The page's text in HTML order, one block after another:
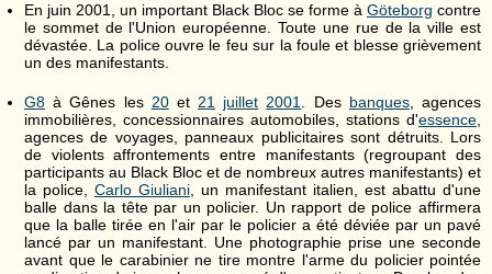
En juin 2001, un important Black Bloc se forme à Göteborg contre
le sommet de l'Union européenne. Toute une rue de la ville est
dévastée. La police ouvre le feu sur la foule et blesse grièvement
un des manifestants.
G8 à Gênes les 20et 21 juillet 2001 . Des banques, agences
immobilières, concessionnaires automobiles, stations d'essence
agences de voyages, panneaux publicitaires sont détruits. Lors
de violents affrontements entre manifestants (regroupant des
participants au Black Bloc et de nombreux autres manifestants) et
la police, Carlo Giuliani , un manifestant italien, est abattu d'une
balle dans la tête par un policier. Un rapport de police affirmera
que la balle tirée en l'air par le policier a été déviée par un pavé
lancé par un manifestant. Une photographie prise une seconde
avant que le carabinier ne tire montre l'arme du policier pointée